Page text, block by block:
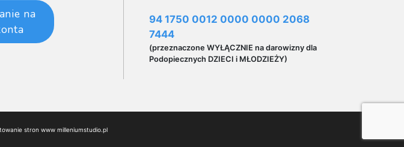
na
94 1750 0012 0000 0000 2068
7444
(przeznaczone WYŁĄCZNIE na darowizny dla
Podopiecznych DZIECI i MŁODZIEŻY)
stron www milleniumstudio.pl